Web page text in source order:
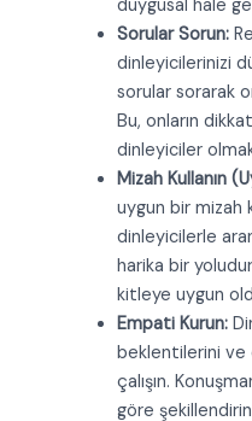
duygusal hale
Sorular Sorun:
dinleyicilerinizi
sorular sorarak
Bu, onların
dinleyiciler
Mizah Kullanın
uygun bir mizah
dinleyicilerle
harika bir
kitleye uygun
Empati Kurun:
beklentilerini ve
çalışın.
göre